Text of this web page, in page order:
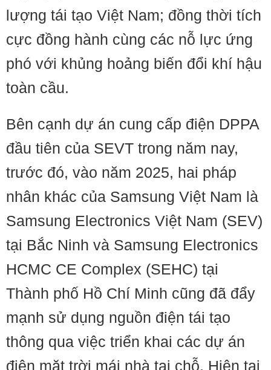
lượng tái tạo Việt Nam; đồng thời tích
cực đồng hành cùng các nỗ lực ứng
phó với khủng hoảng biến đổi khí hậu
toàn cầu.
Bên cạnh dự án cung cấp điện DPPA
đầu tiên của SEVT trong năm nay,
trước đó, vào năm 2025, hai pháp
nhân khác của Samsung Việt Nam là
Samsung Electronics Việt Nam (SEV)
tại Bắc Ninh và Samsung Electronics
HCMC CE Complex (SEHC) tại
Thành phố Hồ Chí Minh cũng đã đẩy
mạnh sử dụng nguồn điện tái tạo
thông qua việc triển khai các dự án
điện mặt trời mái nhà tại chỗ. Hiện tại